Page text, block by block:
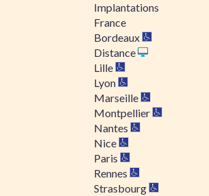
Implantations
France
Bordeaux
Distance
Lille
Lyon
Marseille
Montpellier
Nantes
Nice
Paris
Rennes
Strasbourg